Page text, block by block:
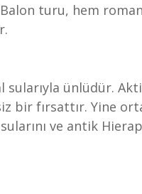
turu, hem
ünlüdür.
bir fırsattır. Yine
ve antik